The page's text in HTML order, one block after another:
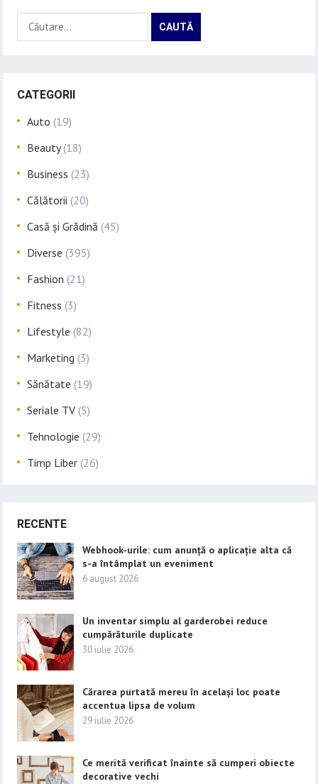
Caută
după:
CATEGORII
Auto (19)
Beauty(18)
Business (23)
Călătorii (20)
Casă și Grădină (45)
Diverse (395)
Fashion (21)
Fitness (3)
Lifestyle (82)
Marketing (3)
Sănătate (19)
Seriale TV (5)
Tehnologie (29)
Timp Liber (26)
RECENTE
Webhook-urile: cum anunță o aplicație alta că
s-a întâmplat un eveniment
6 august 2026
Un inventar simplu al garderobei reduce
cumpărăturile duplicate
30 iulie 2026
Cărarea purtată mereu în același loc poate
accentua lipsa de volum
29 iulie 2026
Ce merită verificat înainte să cumperi obiecte
decorative vechi